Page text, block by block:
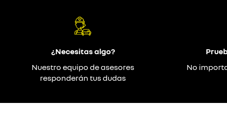
¿Necesitas algo?
Nuestro equipo de asesores
responderán tus dudas
No